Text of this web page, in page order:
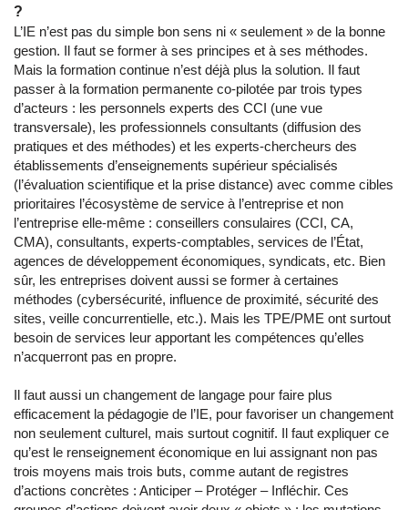
?
L’IE n’est pas du simple bon sens ni « seulement » de la bonne
gestion. Il faut se former à ses principes et à ses méthodes.
Mais la formation continue n’est déjà plus la solution. Il faut
passer à la formation permanente co-pilotée par trois types
d’acteurs : les personnels experts des CCI (une vue
transversale), les professionnels consultants (diffusion des
pratiques et des méthodes) et les experts-chercheurs des
établissements d’enseignements supérieur spécialisés
(l’évaluation scientifique et la prise distance) avec comme cibles
prioritaires l’écosystème de service à l’entreprise et non
l’entreprise elle-même : conseillers consulaires (CCI, CA,
CMA), consultants, experts-comptables, services de l’État,
agences de développement économiques, syndicats, etc. Bien
sûr, les entreprises doivent aussi se former à certaines
méthodes (cybersécurité, influence de proximité, sécurité des
sites, veille concurrentielle, etc.). Mais les TPE/PME ont surtout
besoin de services leur apportant les compétences qu’elles
n’acquerront pas en propre.
Il faut aussi un changement de langage pour faire plus
efficacement la pédagogie de l’IE, pour favoriser un changement
non seulement culturel, mais surtout cognitif. Il faut expliquer ce
qu’est le renseignement économique en lui assignant non pas
trois moyens mais trois buts, comme autant de registres
d’actions concrètes : Anticiper – Protéger – Infléchir. Ces